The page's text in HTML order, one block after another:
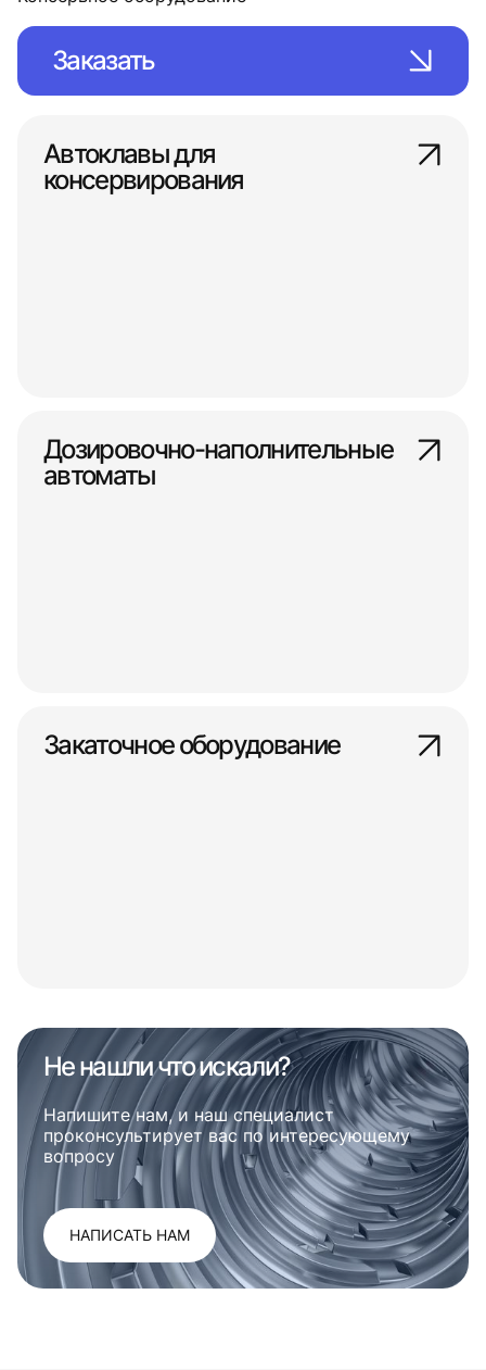
Заказать
Автоклавы для
консервирования
Дозировочно-наполнительные
автоматы
Закаточное оборудование
Не нашли что искали?
Напишите нам, и наш специалист
проконсультирует вас по интересующему
вопросу
НАПИСАТЬ НАМ